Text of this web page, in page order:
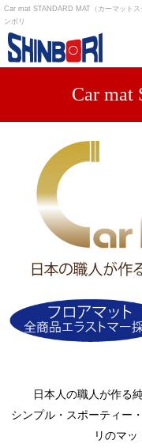
Car mat STANDARD MAT（カーマット
ンボリ
Car mat
日本人の職人が作る
シンプル・スポーティー
リのマッ